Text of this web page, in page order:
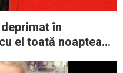
în
el toată noaptea